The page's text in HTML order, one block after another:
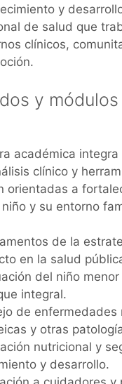
y
de salud que
clínicos,
y módulos
académica integra
clínico y
orientadas a
y su entorno
de la
en la salud
del niño
integral.
de enfermedades
y otras
nutricional y
y desarrollo.